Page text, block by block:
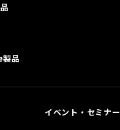
品
イベント・セミナー